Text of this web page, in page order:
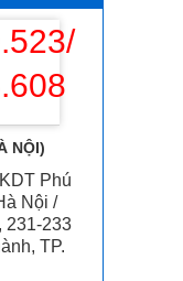
NỘI)
Phú
Nội /
231-233
TP.